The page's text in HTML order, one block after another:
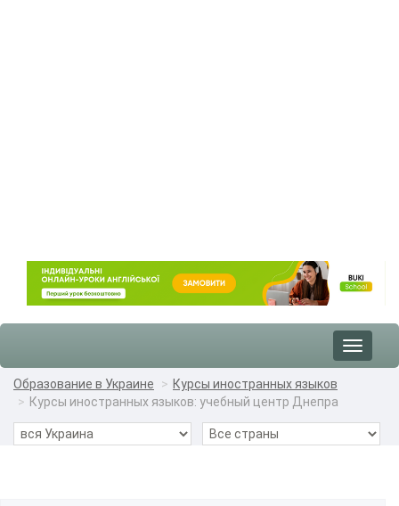
Toggle
Образование в Украине
Курсы иностранных языков
Курсы иностранных языков: учебный центр Днепра